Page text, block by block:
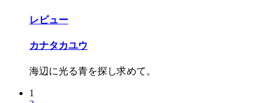
レビュー
カナタカユウ
海辺に光る青を探し求めて。
1